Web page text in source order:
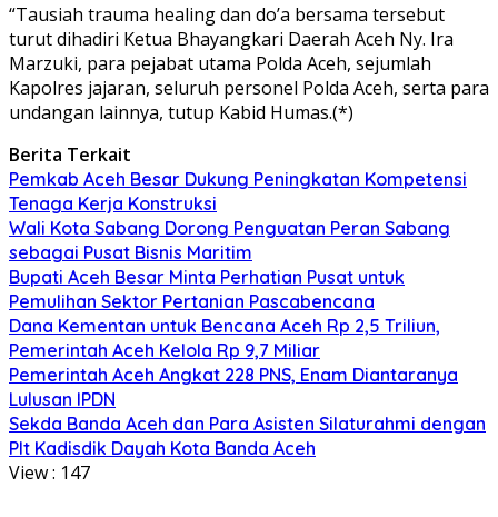
“Tausiah trauma healing dan do’a bersama tersebut
turut dihadiri Ketua Bhayangkari Daerah Aceh Ny. Ira
Marzuki, para pejabat utama Polda Aceh, sejumlah
Kapolres jajaran, seluruh personel Polda Aceh, serta para
undangan lainnya, tutup Kabid Humas.(*)
Berita Terkait
Pemkab Aceh Besar Dukung Peningkatan Kompetensi
Tenaga Kerja Konstruksi
Wali Kota Sabang Dorong Penguatan Peran Sabang
sebagai Pusat Bisnis Maritim
Bupati Aceh Besar Minta Perhatian Pusat untuk
Pemulihan Sektor Pertanian Pascabencana
Dana Kementan untuk Bencana Aceh Rp 2,5 Triliun,
Pemerintah Aceh Kelola Rp 9,7 Miliar
Pemerintah Aceh Angkat 228 PNS, Enam Diantaranya
Lulusan IPDN
Sekda Banda Aceh dan Para Asisten Silaturahmi dengan
Plt Kadisdik Dayah Kota Banda Aceh
View : 147